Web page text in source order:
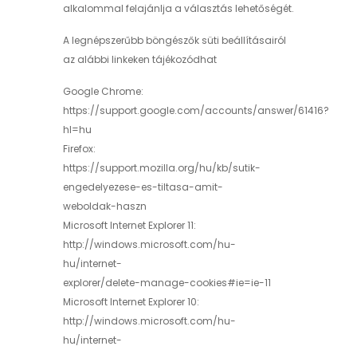
alkalommal felajánlja a választás lehetőségét.
A legnépszerűbb böngészők süti beállításairól
az alábbi linkeken tájékozódhat
Google Chrome:
https://support.google.com/accounts/answer/61416?
hl=hu
Firefox:
https://support.mozilla.org/hu/kb/sutik-
engedelyezese-es-tiltasa-amit-
weboldak-haszn
Microsoft Internet Explorer 11:
http://windows.microsoft.com/hu-
hu/internet-
explorer/delete-manage-cookies#ie=ie-11
Microsoft Internet Explorer 10:
http://windows.microsoft.com/hu-
hu/internet-